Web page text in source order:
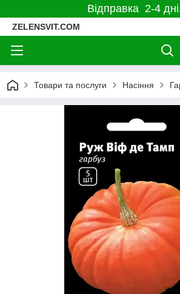
Відправка 2-4
ZELENSVIT.COM
Товари та послуги Насіння